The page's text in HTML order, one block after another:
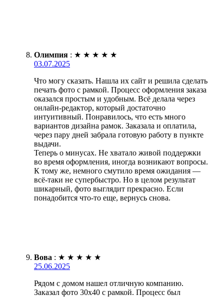
Олимпия : ★ ★ ★ ★ ★
03.07.2025
Что могу сказать. Нашла их сайт и решила сделать
печать фото с рамкой. Процесс оформления заказа
оказался простым и удобным. Всё делала через
онлайн-редактор, который достаточно
интуитивный. Понравилось, что есть много
вариантов дизайна рамок. Заказала и оплатила,
через пару дней забрала готовую работу в пункте
выдачи.
Теперь о минусах. Не хватало живой поддержки
во время оформления, иногда возникают вопросы.
К тому же, немного смутило время ожидания —
всё-таки не супербыстро. Но в целом результат
шикарный, фото выглядит прекрасно. Если
понадобится что-то еще, вернусь снова.
Вова : ★ ★ ★ ★ ★
25.06.2025
Рядом с домом нашел отличную компанию.
Заказал фото 30х40 с рамкой. Процесс был